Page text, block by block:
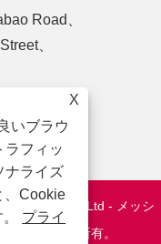
Road、
、
Process Co.,Ltd - メッシ
- 全著作権所有。
X
いブラウ
ラフィッ
ナライズ
、Cookie
プライ